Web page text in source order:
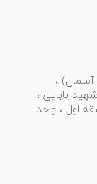
آسمان) ،
بابایی ،
، قطعه 434-435 ، طبقه اول ، واحد